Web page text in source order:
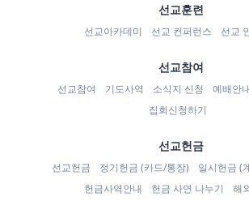
선교훈련
선교아카데미 선교 컨퍼런스 선교
선교참여
선교참여 기도사역 소식지 신청 예배안
집회신청하기
선교헌금
선교헌금 정기헌금 (카드/통장)
일시헌금 (
헌금사역안내
헌금 사연 나누기
해